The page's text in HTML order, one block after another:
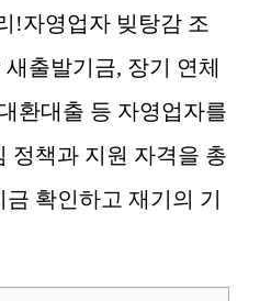
!자영업자 빚탕감 조
출발기금, 장기 연체
환대출 등 자영업자를
정책과 지원 자격을 총
확인하고 재기의 기